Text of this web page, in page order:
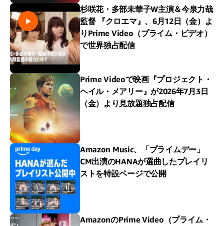
杉咲花・多部未華子W主演＆今泉力哉
監督 『クロエマ』、6月12日（金）よ
りPrime Video（プライム・ビデオ）
で世界独占配信
Prime Videoで映画『プロジェクト・
ヘイル・メアリー』が2026年7月3日
（金）より見放題独占配信
Amazon Music、「プライムデー」
CM出演のHANAが選曲したプレイリ
ストを特設ページで公開
AmazonのPrime Video（プライム・